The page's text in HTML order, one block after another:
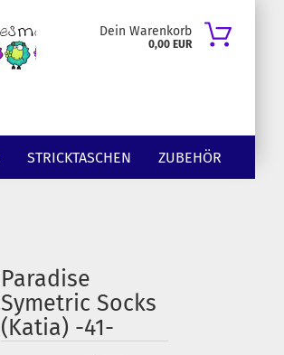
Dein Warenkorb
0,00 EUR
STRICKTASCHEN ZUBEHÖR
Paradise
Symetric Socks
(Katia) -41-